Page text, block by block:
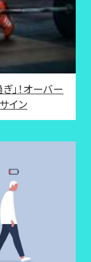
」！オーバー
イン